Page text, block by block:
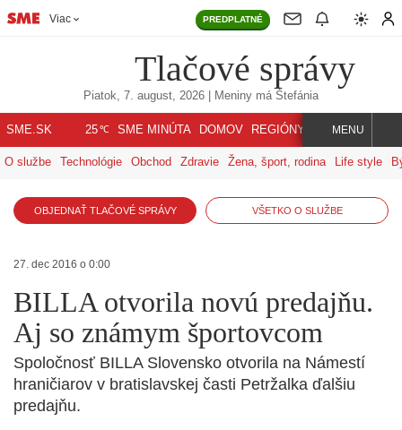
Viac PREDPLATNÉ
Tlačové správy
Piatok, 7. august, 2026 | Meniny má Štefánia
SME.SK 25℃ SME MINÚTA DOMOV REGIÓNY INDEX SVET
MENU
O službe Technológie Obchod Zdravie Žena, šport, rodina Life style
OBJEDNAŤ TLAČOVÉ SPRÁVY VŠETKO O SLUŽBE
27. dec 2016 o 0:00
BILLA otvorila novú predajňu.
Aj so známym športovcom
Spoločnosť BILLA Slovensko otvorila na Námestí
hraničiarov v bratislavskej časti Petržalka ďalšiu
predajňu.